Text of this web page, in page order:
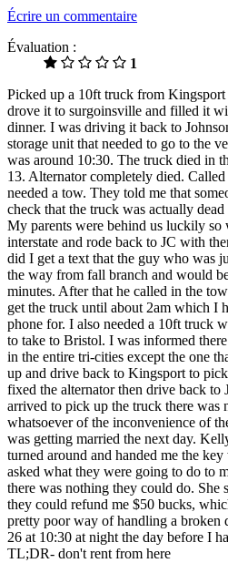
Écrire un commentaire
Évaluation :
1
Picked up a 10ft truck from
drove it to surgoinsville and filled it
dinner. I was driving it back to
storage unit that needed to go to the
was around 10:30. The truck died in
13. Alternator completely died.
needed a tow. They told me that
check that the truck was actually
My parents were behind us luckily so
interstate and rode back to JC with
did I get a text that the guy who was
the way from fall branch and would
minutes. After that he called in the
get the truck until about 2am which I
phone for. I also needed a 10ft truck
to take to Bristol. I was informed
in the entire tri-cities except the one
up and drive back to Kingsport to
fixed the alternator then drive back
arrived to pick up the truck there was
whatsoever of the inconvenience of
was getting married the next day.
turned around and handed me the
asked what they were going to do to
there was nothing they could do. She
they could refund me $50 bucks,
pretty poor way of handling a
26 at 10:30 at night the day before I
TL;DR- don't rent from here